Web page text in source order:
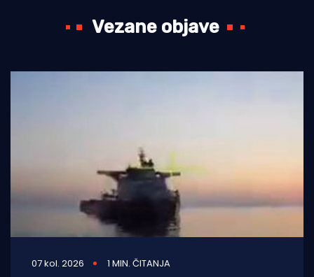
Vezane objave
07 kol. 2026 1 MIN. ČITANJA